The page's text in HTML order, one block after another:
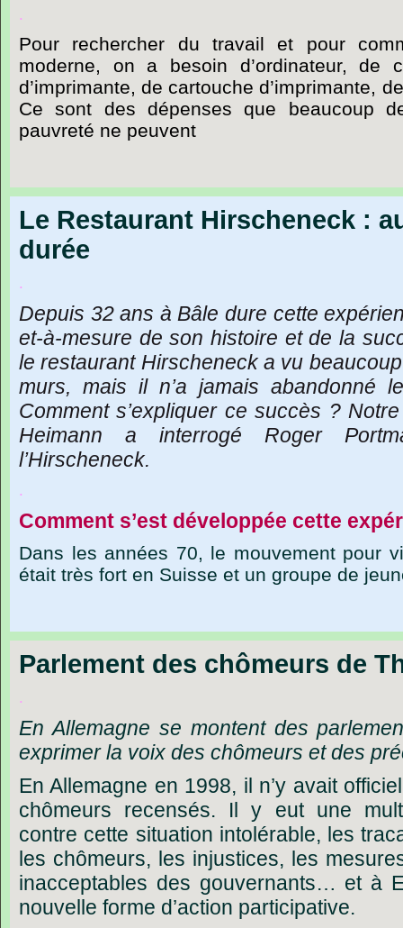
.
Pour rechercher du travail et pour
moderne, on a besoin d’ordinateur, de
d’imprimante, de cartouche d’imprimante,
Ce sont des dépenses que beaucoup
pauvreté ne peuvent
Le Restaurant Hirscheneck :
durée
.
Depuis 32 ans à Bâle dure cette
et-à-mesure de son histoire et de la
le restaurant Hirscheneck a vu beaucoup
murs, mais il n’a jamais abandonné le
Comment s’expliquer ce succès ? Notre
Heimann
a interrogé Roger
l’Hirscheneck.
.
Comment s’est développée cette
Dans les années 70, le mouvement pour
était très fort en Suisse et un groupe de
Parlement des chômeurs de
.
En Allemagne se montent des
exprimer la voix des chômeurs et des
En Allemagne en 1998, il n’y avait
chômeurs recensés. Il y eut une
contre cette situation intolérable, les
les chômeurs, les injustices, les
inacceptables des gouvernants… et à
nouvelle forme d’action participative.